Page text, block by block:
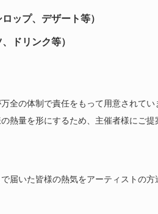
ップ、デザート等）
ドリンク等）
全の体制で責任をもって用意されてい
熱量を形にするため、主催者様にご提
届いた皆様の熱気をアーティストの方